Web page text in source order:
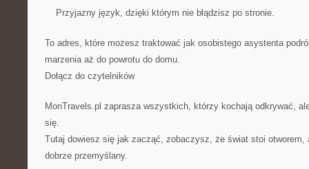
Przyjazny język, dzięki którym nie błądzisz po stronie.
To adres, które możesz traktować jak osobistego asystenta
marzenia aż do powrotu do domu.
Dołącz do czytelników
MonTravels.pl zaprasza wszystkich, którzy kochają odkrywać,
się.
Tutaj dowiesz się jak zacząć, zobaczysz, że świat stoi otworem,
dobrze przemyślany.